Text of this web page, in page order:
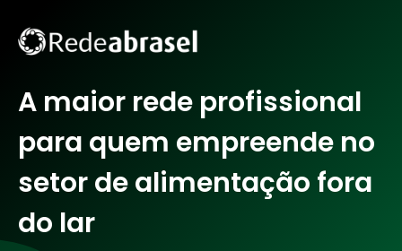
A maior rede profissional
para quem empreende no
setor de alimentação fora
do lar